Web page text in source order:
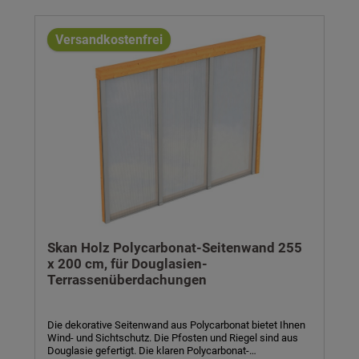
farblicher Behandlung auf 6 Wochen verlängert. Bausatz
inkl. Montagematerial und Aufbauanleitung. Technische
Daten:- Material: Konstruktionsvollholz, unbehandelt -
optional farblich behandelt- 10 mm Polycarbonat-
Doppelstegplatten, klar- Breite x Höhe: 243 x 200 cm-
Aufbauanleitung
Versandkostenfrei
Skan Holz Polycarbonat-Seitenwand 255
x 200 cm, für Douglasien-
Terrassenüberdachungen
Die dekorative Seitenwand aus Polycarbonat bietet Ihnen
Wind- und Sichtschutz. Die Pfosten und Riegel sind aus
Douglasie gefertigt. Die klaren Polycarbonat-